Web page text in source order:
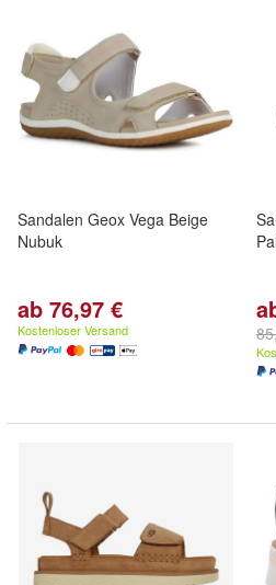
Sandalen Geox Vega Beige
Nubuk
ab 76,97 €
Kostenloser Versand